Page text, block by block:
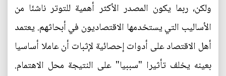
ولكن، ربما يكون المصدر الأكثر أهمية للتوتر ناشئا من
الأساليب التي يستخدمها الاقتصاديون في أبحاثهم. يعتمد
أهل الاقتصاد على أدوات إحصائية لإثبات أن عاملا أساسيا
بعينه يخلف تأثيرا "سببيا" على النتيجة محل الاهتمام.